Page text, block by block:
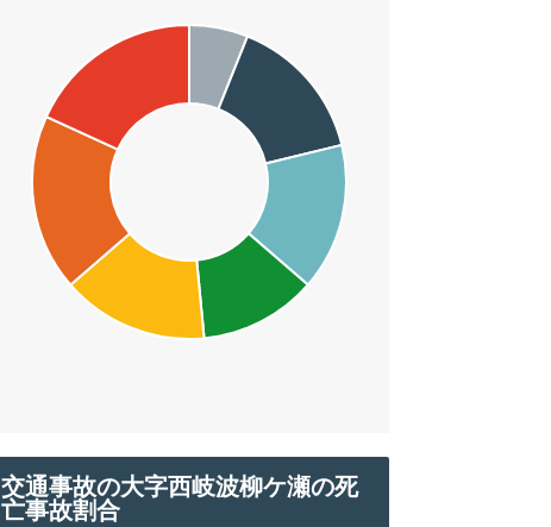
交通事故の大字西岐波柳ケ瀬の死
亡事故割合